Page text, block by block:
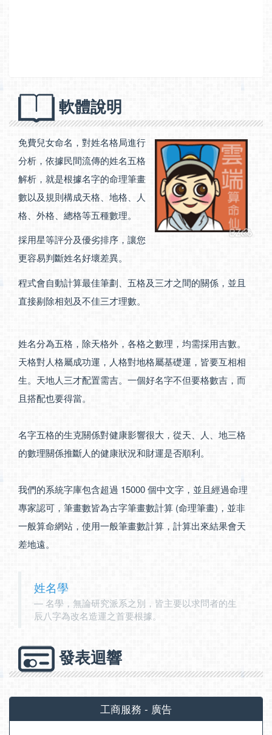
軟體說明
免費兒女命名，對姓名格局進行
分析，依據民間流傳的姓名五格
解析，就是根據名字的命理筆畫
數以及規則構成天格、地格、人
格、外格、總格等五種數理。
採用星等評分及優劣排序，讓您
更容易判斷姓名好壞差異。
程式會自動計算最佳筆劃、五格及三才之間的關係，並且
直接剔除相剋及不佳三才理數。
姓名分為五格，除天格外，各格之數理，均需採用吉數。
天格對人格屬成功運，人格對地格屬基礎運，皆要互相相
生。天地人三才配置需吉。一個好名字不但要格數吉，而
且搭配也要得當。
名字五格的生克關係對健康影響很大，從天、人、地三格
的數理關係推斷人的健康狀況和財運是否順利。
我們的系統字庫包含超過 15000 個中文字，並且經過命理
專家認可，筆畫數皆為古字筆畫數計算 (命理筆畫)，並非
一般算命網站，使用一般筆畫數計算，計算出來結果會天
差地遠。
姓名學
名學，無論研究派系之別，皆主要以求問者的生
辰八字為改名造運之首要根據。
發表迴響
工商服務 - 廣告